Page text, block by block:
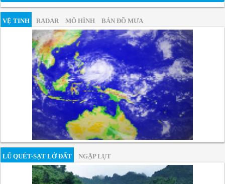
VỆ TINH RADAR MÔ HÌNH BẢN ĐỒ MƯA
LŨ QUÉT-SẠT LỞ ĐẤT NGẬP LỤT